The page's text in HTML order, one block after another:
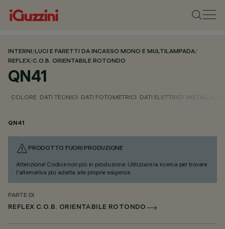
INTERNI/LUCI E FARETTI DA INCASSO MONO E MULTILAMPADA/
REFLEX/C.O.B. ORIENTABILE ROTONDO
QN41
COLORE DATI TECNICI DATI FOTOMETRICI DATI ELETTRICI
QN41
PRODOTTO FUORI PRODUZIONE
Attenzione! Codice non più in produzione. Utilizzare la ricerca per trovare
l'alternativa più adatta alle proprie esigenze.
PARTE DI
REFLEX C.O.B. ORIENTABILE ROTONDO